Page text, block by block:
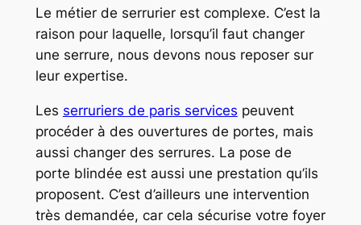
Le métier de serrurier est complexe. C’est la
raison pour laquelle, lorsqu’il faut changer
une serrure, nous devons nous reposer sur
leur expertise.
Les serruriers de paris services peuvent
procéder à des ouvertures de portes, mais
aussi changer des serrures. La pose de
porte blindée est aussi une prestation qu’ils
proposent. C’est d’ailleurs une intervention
très demandée, car cela sécurise votre foyer